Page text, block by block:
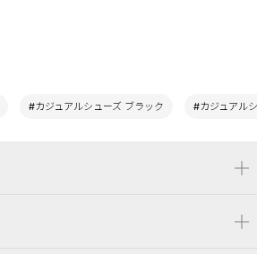
#カジュアルシューズ ブラック #カジュアル